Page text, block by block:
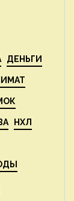
ДЕНЬГИ
НХЛ